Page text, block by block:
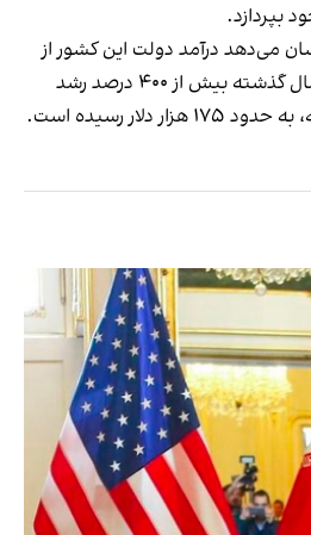
بپردازد.
می‌دهد درآمد دولت این کشور از
هزینه‌های دریایی در پنج سال گذشته بیش از ۴۰۰ درصد رشد
دلار رسیده است.